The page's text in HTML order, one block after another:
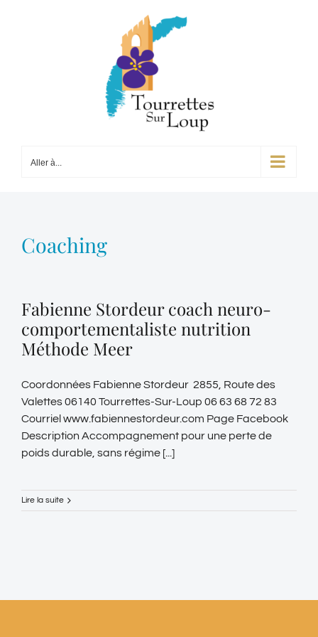
Aller à...
Coaching
Fabienne Stordeur coach neuro-
comportementaliste nutrition
Méthode Meer
Coordonnées Fabienne Stordeur 2855, Route des
Valettes 06140 Tourrettes-Sur-Loup 06 63 68 72 83
Courriel www.fabiennestordeur.com Page Facebook
Description Accompagnement pour une perte de
poids durable, sans régime [...]
Lire la suite